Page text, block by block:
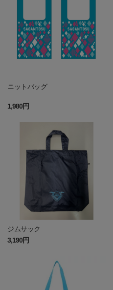
ニットバッグ
1,980円
ジムサック
3,190円